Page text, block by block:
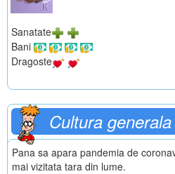
Sanatate
Bani
Dragoste
Cultura generala
Pana sa apara pandemia de
mai vizitata tara din lume.